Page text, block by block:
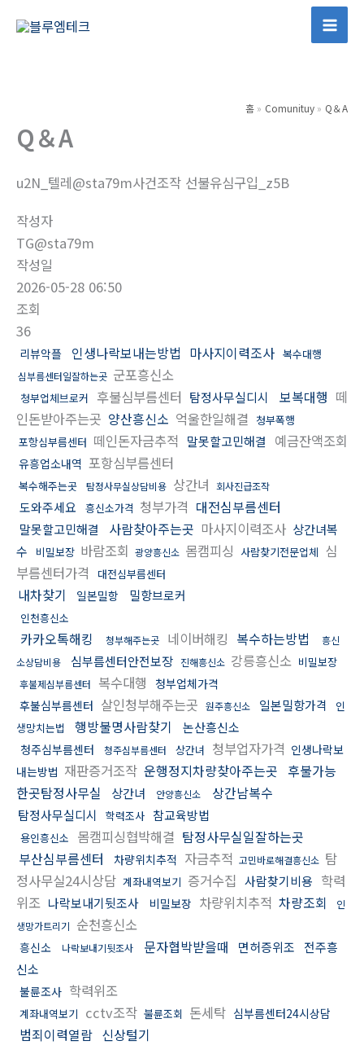
Main
홈 Comunituy Q＆A
Q＆A
u2N_텔레@sta79m사건조작 선불유심구입_z5B
작성자
TG@sta79m
작성일
2026-05-28 06:50
조회
36
리뷰악플 인생나락보내는방법 마사지이력조사 복수대행
심부름센터일잘하는곳 군포흥신소
청부업체브로커 후불심부름센터 탐정사무실디시 보복대행 떼
인돈받아주는곳 양산흥신소 억울한일해결 청부폭행
포항심부름센터 떼인돈자금추적 말못할고민해결 예금잔액조회
유흥업소내역 포항심부름센터
복수해주는곳 탐정사무실상담비용 상간녀 회사진급조작
도와주세요 흥신소가격 청부가격 대전심부름센터
말못할고민해결 사람찾아주는곳 마사지이력조사 상간녀복
수
비밀보장 바람조회 광양흥신소 몸캠피싱 사람찾기전문업체 심
부름센터가격
대전심부름센터
내차찾기 일본밀항 밀항브로커
인천흥신소
카카오톡해킹 청부해주는곳 네이버해킹 복수하는방법
흥신
소상담비용
심부름센터안전보장 진해흥신소 강릉흥신소 비밀보장
후불제심부름센터 복수대행
청부업체가격
후불심부름센터 살인청부해주는곳 원주흥신소 일본밀항가격
인
생망치는법
행방불명사람찾기 논산흥신소
청주심부름센터 청주심부름센터 상간녀 청부업자가격 인생나락보
내는방법 재판증거조작 운행정지차량찾아주는곳 후불가능
한곳탐정사무실
상간녀 안양흥신소 상간남복수
탐정사무실디시 학력조사 참교육방법
용인흥신소 몸캠피싱협박해결 탐정사무실일잘하는곳
부산심부름센터
차량위치추적 자금추적 고민바로해결흥신소 탐
정사무실24시상담 계좌내역보기 증거수집 사람찾기비용 학력
위조 나락보내기뒷조사 비밀보장 차량위치추적 차량조회
인
생망가트리기 순천흥신소
흥신소 나락보내기뒷조사 문자협박받을때 면허증위조
전주흥
신소
불륜조사 학력위조
계좌내역보기 cctv조작 불륜조회 돈세탁 심부름센터24시상담
범죄이력열람 신상털기